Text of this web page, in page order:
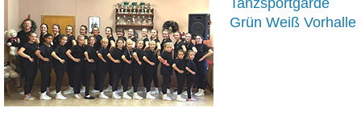
Grün Weiß Vorhalle